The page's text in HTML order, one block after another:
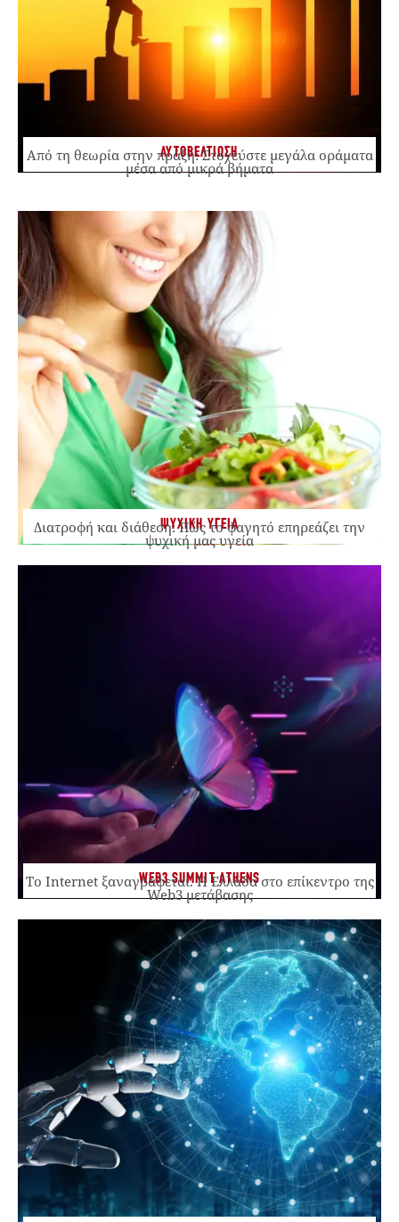
ΑΥΤΟΒΕΛΤΙΩΣΗ
Από τη θεωρία στην πράξη: Στοχεύστε μεγάλα οράματα
μέσα από μικρά βήματα
ΨΥΧΙΚΗ ΥΓΕΙΑ
Διατροφή και διάθεση: Πώς το φαγητό επηρεάζει την
ψυχική μας υγεία
WEB3 SUMMIT ATHENS
Το Internet ξαναγράφεται. Η Ελλάδα στο επίκεντρο της
Web3 μετάβασης